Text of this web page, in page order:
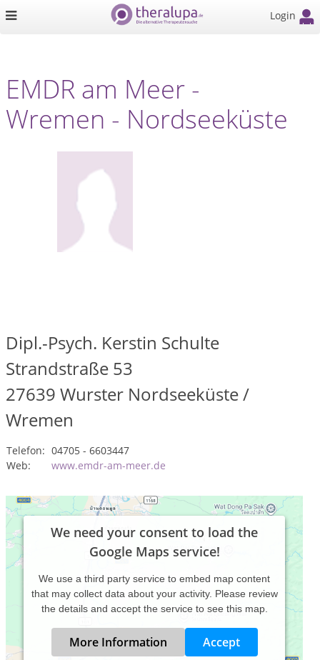
Login
EMDR am Meer -
Wremen - Nordseeküste
Dipl.-Psych. Kerstin Schulte
Strandstraße 53
27639 Wurster Nordseeküste /
Wremen
Telefon: 04705 - 6603447
Web:
www.emdr-am-meer.de
We need your consent to load the
Google Maps service!
We use a third party service to embed map content
that may collect data about your activity. Please review
the details and accept the service to see this map.
More Information Accept